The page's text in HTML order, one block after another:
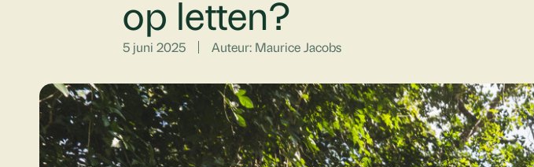
op letten?
5 juni 2025 Auteur: Maurice Jacobs